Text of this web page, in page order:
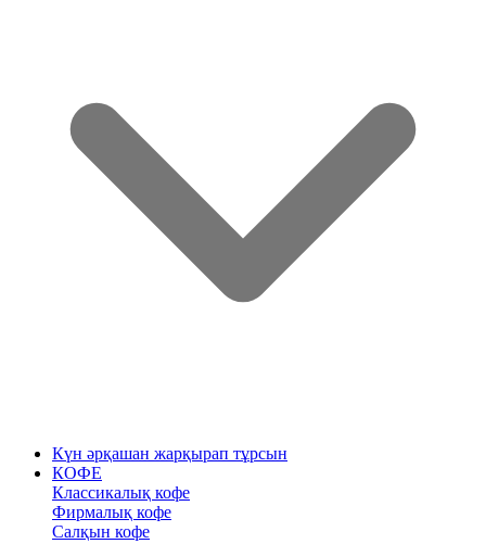
Күн әрқашан жарқырап тұрсын
КОФЕ
Классикалық кофе
Фирмалық кофе
Салқын кофе